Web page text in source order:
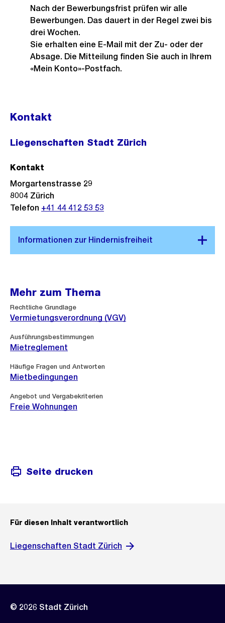
Nach der Bewerbungsfrist prüfen wir alle
Bewerbungen. Das dauert in der Regel zwei bis
drei Wochen.
Sie erhalten eine E-Mail mit der Zu- oder der
Absage. Die Mitteilung finden Sie auch in Ihrem
«Mein Konto»-Postfach.
Kontakt
Liegenschaften Stadt Zürich
Kontakt
Morgartenstrasse 29
8004 Zürich
Telefon +41 44 412 53 53
Mehr zum Thema
Rechtliche Grundlage
Vermietungsverordnung (VGV)
Ausführungsbestimmungen
Mietreglement
Häufige Fragen und Antworten
Mietbedingungen
Angebot und Vergabekriterien
Freie Wohnungen
Seite drucken
Für diesen Inhalt verantwortlich
Liegenschaften Stadt Zürich
© 2026 Stadt Zürich